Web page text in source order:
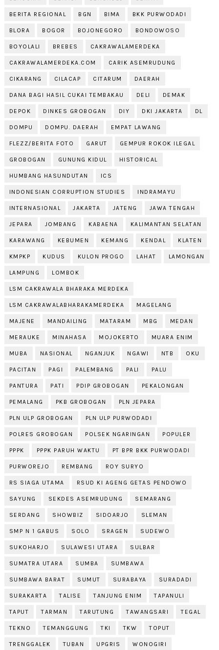
BERITA REGIONAL BGN BIMA BKK PURWODADI
BLORA BOGOR BOJONEGORO BONDOWOSO
BOYOLALI BREBES CAKRAWALAMERDEKA
CAKRAWALAMERDEKA.COM CARIK ASEMRUDUNG
CIKARANG CILACAP CITARUM DAERAH
DANA BAGI HASIL CUKAI TEMBAKAU DELI DEMAK
DEPOK DINKES GROBOGAN DIY DKI JAKARTA DL
DOMPU DOMPU. DAERAH EMPAT LAWANG
FLEZZ/BERITA FOTO GARUT GEMPUR ROKOK ILEGAL
GROBOGAN GUNUNG KIDUL HISTORICAL
HUMBANG HASUNDUTAN ICS
INDONESIAN CORRUPTION STUDIES INDRAMAYU
INTERNASIONAL JAKARTA JATENG JAWA TENGAH
JEPARA JOMBANG KABAENA KALIMANTAN SELATAN
KARAWANG KEBUMEN KEMANG KENDAL KLATEN
KMPKP KUDUS KULON PROGO LAHAT LAMONGAN
LAMPUNG LOMBOK
LSM CAKRAWALA BHARAKA MERDEKA
LSM CAKRAWALABHARAKAMERDEKA MAGELANG
MAJENE MANDAILING MATARAM MBG MEDAN
MERAUKE MINAHASA MOJOKERTO MUARA ENIM
MUBA NASIONAL NGANJUK NGAWI NTB OKU
PACITAN PAGI PALEMBANG PALI PALU
PANTURA PATI PDIP GROBOGAN PEKALONGAN
PEMALANG PKB GROBOGAN PLN JEPARA
PLN ULP GROBOGAN PLN ULP PURWODADI
POLRES GROBOGAN POLSEK NGARINGAN POPULER
PPPK PPPK PARUH WAKTU PT BPR BKK PURWODADI
PURWOREJO REMBANG ROY SURYO
RS SIAGA UTAMA RSUD KI AGENG GETAS PENDOWO
SAYUNG SEKDES ASEMRUDUNG SEMARANG
SERDANG SHOWBIZ SIDOARJO SLEMAN
SMP N 1 GABUS SOLO SRAGEN SUDEWO
SUKOHARJO SULAWESI UTARA SULBAR
SUMATRA UTARA SUMBA SUMBAWA
SUMBAWA BARAT SUMUT SURABAYA SURADADI
SURAKARTA TALISE TANJUNG ENIM TAPANULI
TAPUT TARMAN TARUTUNG TAWANGSARI TEGAL
TEKNO TEMANGGUNG TKI TKW TOPUT
TRENGGALEK TUBAN UPGRIS WONOGIRI